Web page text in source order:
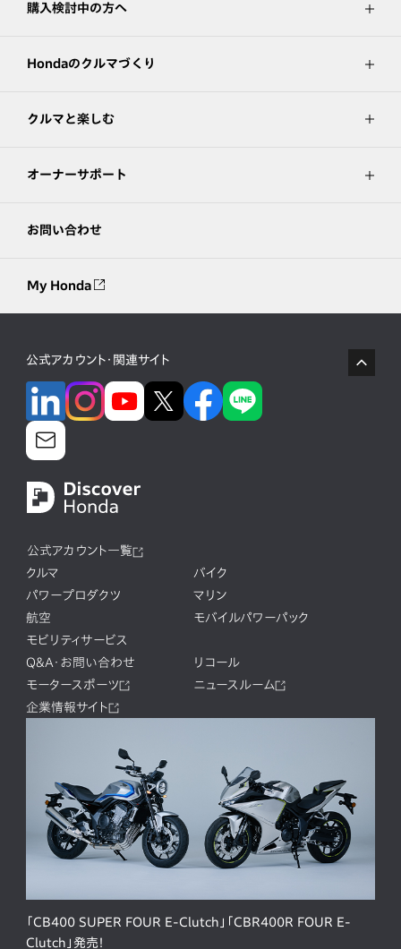
購入検討中の方へ
Hondaのクルマづくり
クルマと楽しむ
オーナーサポート
お問い合わせ
My Honda
公式アカウント・関連サイト
公式アカウント一覧
クルマ
バイク
パワープロダクツ
マリン
航空
モバイルパワーパック
モビリティサービス
Q&A・お問い合わせ
リコール
モータースポーツ
ニュースルーム
企業情報サイト
「CB400 SUPER FOUR E-Clutch」「CBR400R FOUR E-
Clutch」発売！